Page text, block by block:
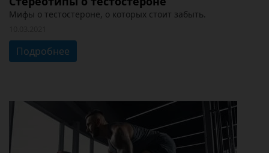
Мифы о тестостероне, о которых стоит забыть.
Подробнее